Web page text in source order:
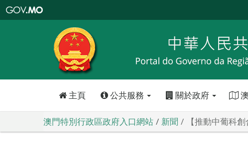
特
政
區
政
口
主頁 公共服務 關於政府
澳門特別行政區政府入口網站 新聞 【推動中葡科